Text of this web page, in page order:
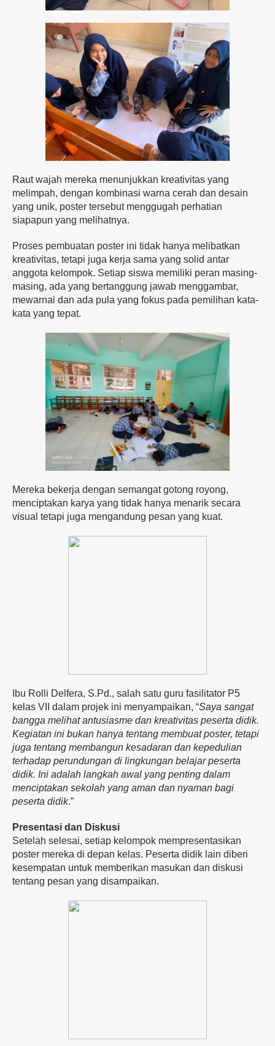
Raut wajah mereka menunjukkan kreativitas yang
melimpah, dengan kombinasi warna cerah dan desain
yang unik, poster tersebut menggugah perhatian
siapapun yang melihatnya.
Proses pembuatan poster ini tidak hanya melibatkan
kreativitas, tetapi juga kerja sama yang solid antar
anggota kelompok. Setiap siswa memiliki peran masing-
masing, ada yang bertanggung jawab menggambar,
mewarnai dan ada pula yang fokus pada pemilihan kata-
kata yang tepat.
Mereka bekerja dengan semangat gotong royong,
menciptakan karya yang tidak hanya menarik secara
visual tetapi juga mengandung pesan yang kuat.
Ibu Rolli Delfera, S.Pd., salah satu guru fasilitator P5
kelas VII dalam projek ini menyampaikan, “Saya sangat
bangga melihat antusiasme dan kreativitas peserta didik.
Kegiatan ini bukan hanya tentang membuat poster, tetapi
juga tentang membangun kesadaran dan kepedulian
terhadap perundungan di lingkungan belajar peserta
didik. Ini adalah langkah awal yang penting dalam
menciptakan sekolah yang aman dan nyaman bagi
peserta didik.”
Presentasi dan Diskusi
Setelah selesai, setiap kelompok mempresentasikan
poster mereka di depan kelas. Peserta didik lain diberi
kesempatan untuk memberikan masukan dan diskusi
tentang pesan yang disampaikan.